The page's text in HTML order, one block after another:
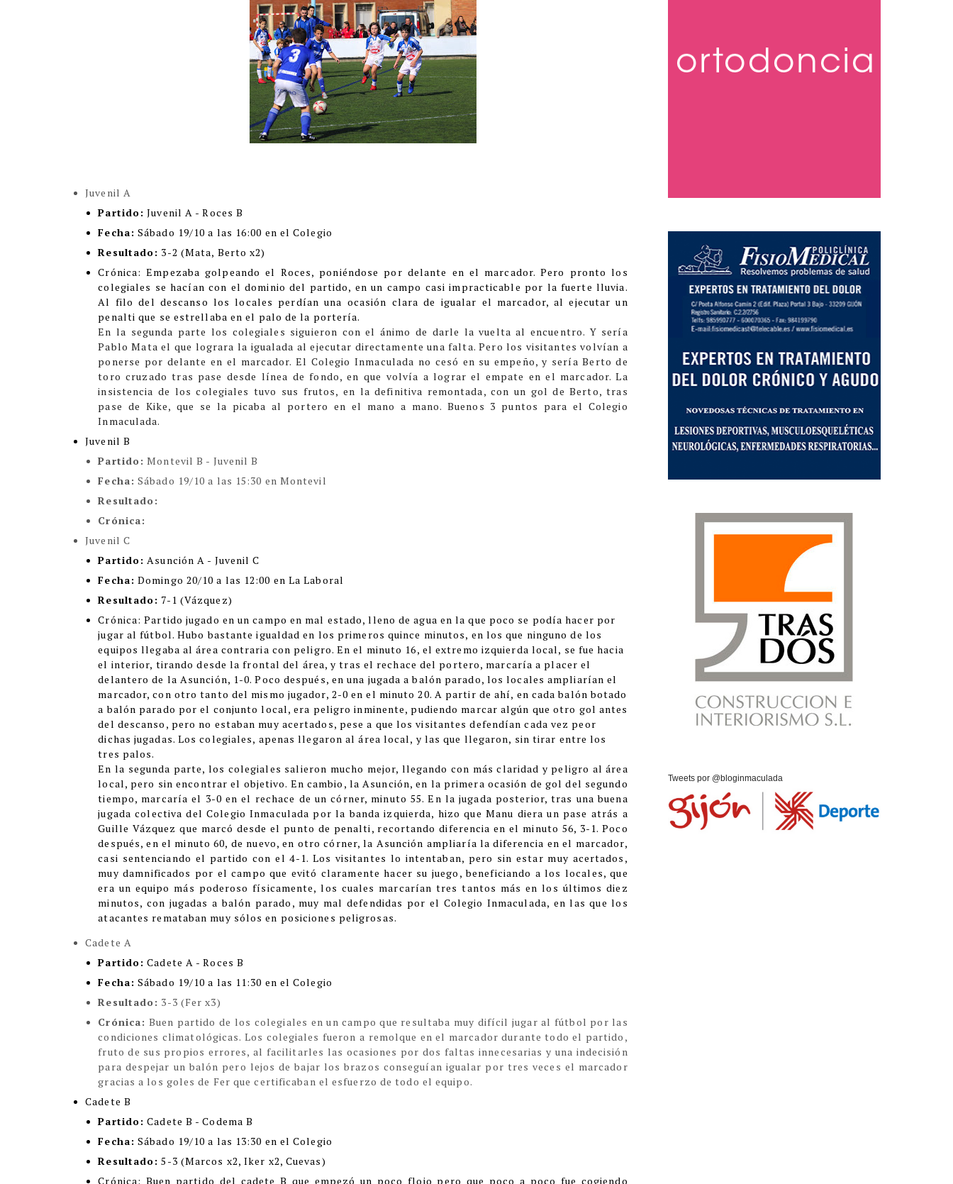
Juvenil A
Partido: Juvenil A - Roces B
Fecha: Sábado 19/10 a las 16:00 en el Colegio
Resultado: 3-2 (Mata, Berto x2)
Crónica: Empezaba golpeando el Roces, poniéndose por delante en el marcador. Pero pronto los
colegiales se hacían con el dominio del partido, en un campo casi impracticable por la fuerte lluvia.
Al filo del descanso los locales perdían una ocasión clara de igualar el marcador, al ejecutar un
penalti que se estrellaba en el palo de la portería.
En la segunda parte los colegiales siguieron con el ánimo de darle la vuelta al encuentro. Y sería
Pablo Mata el que lograra la igualada al ejecutar directamente una falta. Pero los visitantes volvían a
ponerse por delante en el marcador. El Colegio Inmaculada no cesó en su empeño, y sería Berto de
toro cruzado tras pase desde línea de fondo, en que volvía a lograr el empate en el marcador. La
insistencia de los colegiales tuvo sus frutos, en la definitiva remontada, con un gol de Berto, tras
pase de Kike, que se la picaba al portero en el mano a mano. Buenos 3 puntos para el Colegio
Inmaculada.
Juvenil B
Partido: Montevil B - Juvenil B
Fecha: Sábado 19/10 a las 15:30 en Montevil
Resultado:
Crónica:
Juvenil C
Partido: Asunción A - Juvenil C
Fecha: Domingo 20/10 a las 12:00 en La Laboral
Resultado: 7-1 (Vázquez)
Crónica: Partido jugado en un campo en mal estado, lleno de agua en la que poco se podía hacer por
jugar al fútbol. Hubo bastante igualdad en los primeros quince minutos, en los que ninguno de los
equipos llegaba al área contraria con peligro. En el minuto 16, el extremo izquierda local, se fue hacia
el interior, tirando desde la frontal del área, y tras el rechace del portero, marcaría a placer el
delantero de la Asunción, 1-0. Poco después, en una jugada a balón parado, los locales ampliarían el
marcador, con otro tanto del mismo jugador, 2-0 en el minuto 20. A partir de ahí, en cada balón botado
a balón parado por el conjunto local, era peligro inminente, pudiendo marcar algún que otro gol antes
del descanso, pero no estaban muy acertados, pese a que los visitantes defendían cada vez peor
dichas jugadas. Los colegiales, apenas llegaron al área local, y las que llegaron, sin tirar entre los
tres palos.
En la segunda parte, los colegiales salieron mucho mejor, llegando con más claridad y peligro al área
local, pero sin encontrar el objetivo. En cambio, la Asunción, en la primera ocasión de gol del segundo
tiempo, marcaría el 3-0 en el rechace de un córner, minuto 55. En la jugada posterior, tras una buena
jugada colectiva del Colegio Inmaculada por la banda izquierda, hizo que Manu diera un pase atrás a
Guille Vázquez que marcó desde el punto de penalti, recortando diferencia en el minuto 56, 3-1. Poco
después, en el minuto 60, de nuevo, en otro córner, la Asunción ampliaría la diferencia en el marcador,
casi sentenciando el partido con el 4-1. Los visitantes lo intentaban, pero sin estar muy acertados,
muy damnificados por el campo que evitó claramente hacer su juego, beneficiando a los locales, que
era un equipo más poderoso físicamente, los cuales marcarían tres tantos más en los últimos diez
minutos, con jugadas a balón parado, muy mal defendidas por el Colegio Inmaculada, en las que los
atacantes remataban muy sólos en posiciones peligrosas.
Cadete A
Partido: Cadete A - Roces B
Fecha: Sábado 19/10 a las 11:30 en el Colegio
Resultado: 3-3 (Fer x3)
Crónica: Buen partido de los colegiales en un campo que resultaba muy difícil jugar al fútbol por las
condiciones climatológicas. Los colegiales fueron a remolque en el marcador durante todo el partido,
fruto de sus propios errores, al facilitarles las ocasiones por dos faltas innecesarias y una indecisión
para despejar un balón pero lejos de bajar los brazos conseguían igualar por tres veces el marcador
gracias a los goles de Fer que certificaban el esfuerzo de todo el equipo.
Cadete B
Partido: Cadete B - Codema B
Fecha: Sábado 19/10 a las 13:30 en el Colegio
Resultado: 5-3 (Marcos x2, Iker x2, Cuevas)
Crónica: Buen partido del cadete B que empezó un poco flojo pero que poco a poco fue cogiendo
Tweets por @bloginmaculada